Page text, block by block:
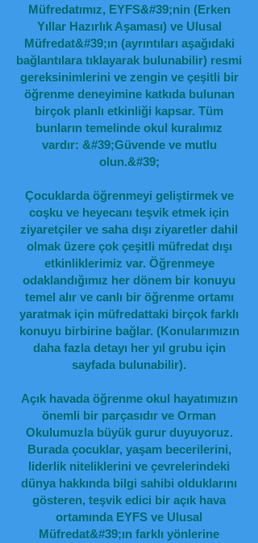
Müfredatımız, EYFS&#39;nin (Erken
Yıllar Hazırlık Aşaması) ve Ulusal
Müfredat&#39;ın (ayrıntıları aşağıdaki
bağlantılara tıklayarak bulunabilir) resmi
gereksinimlerini ve zengin ve çeşitli bir
öğrenme deneyimine katkıda bulunan
birçok planlı etkinliği kapsar. Tüm
bunların temelinde okul kuralımız
vardır: &#39;Güvende ve mutlu
olun.&#39;
Çocuklarda öğrenmeyi geliştirmek ve
coşku ve heyecanı teşvik etmek için
ziyaretçiler ve saha dışı ziyaretler dahil
olmak üzere çok çeşitli müfredat dışı
etkinliklerimiz var. Öğrenmeye
odaklandığımız her dönem bir konuyu
temel alır ve canlı bir öğrenme ortamı
yaratmak için müfredattaki birçok farklı
konuyu birbirine bağlar. (Konularımızın
daha fazla detayı her yıl grubu için
sayfada bulunabilir).
Açık havada öğrenme okul hayatımızın
önemli bir parçasıdır ve Orman
Okulumuzla büyük gurur duyuyoruz.
Burada çocuklar, yaşam becerilerini,
liderlik niteliklerini ve çevrelerindeki
dünya hakkında bilgi sahibi olduklarını
gösteren, teşvik edici bir açık hava
ortamında EYFS ve Ulusal
Müfredat&#39;ın farklı yönlerine